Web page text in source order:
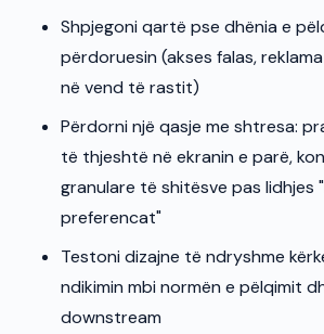
Shpjegoni qartë pse dhënia e
përdoruesin (akses falas,
në vend të rastit)
Përdorni një qasje me shtresa:
të thjeshtë në ekranin e parë,
granulare të shitësve pas lidhjes
preferencat"
Testoni dizajne të ndryshme
ndikimin mbi normën e pëlqimit
downstream